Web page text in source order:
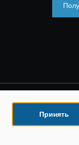
Принять